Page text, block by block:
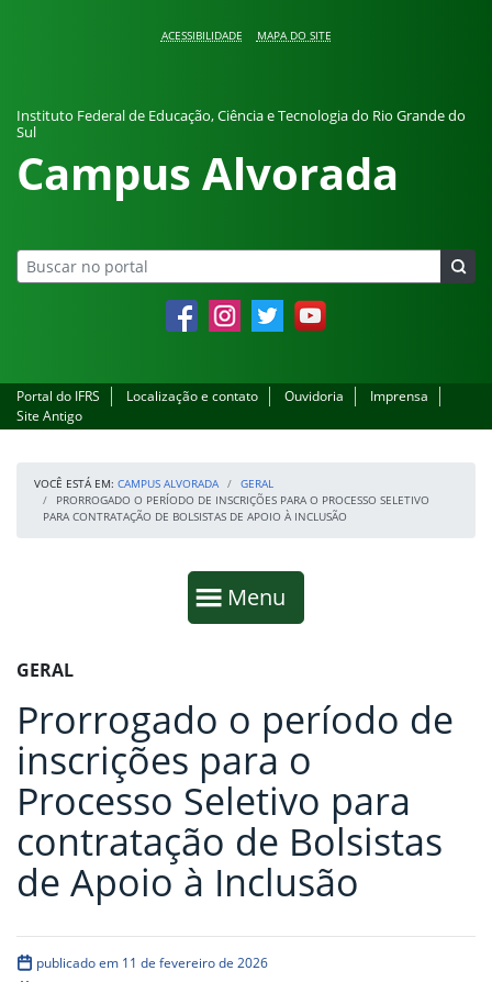
ACESSIBILIDADE MAPA DO SITE
Instituto Federal de Educação, Ciência e Tecnologia do Rio Grande do
Sul
Campus Alvorada
FacebookInstagramTwitter YouTube
Portal do IFRS Localização e contato Ouvidoria
Imprensa
Site Antigo
VOCÊ ESTÁ EM: CAMPUS ALVORADA
GERAL
PRORROGADO O PERÍODO DE INSCRIÇÕES PARA O PROCESSO SELETIVO
PARA CONTRATAÇÃO DE BOLSISTAS DE APOIO À INCLUSÃO
Mostrar
Menu
Fim da navegação
Início do conteúdo
GERAL
Prorrogado o período de
inscrições para o
Processo Seletivo para
contratação de Bolsistas
de Apoio à Inclusão
publicado em 11 de fevereiro de 2026